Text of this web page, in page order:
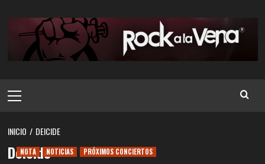
contenido
principal
INICIO DEICIDE
Deicide
NOTA NOTICIAS PRÓXIMOS CONCIERTOS